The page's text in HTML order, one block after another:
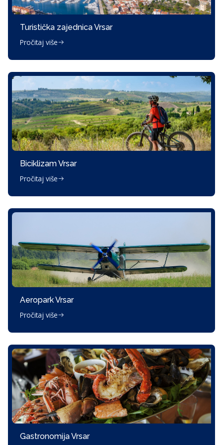
Turistička zajednica Vrsar
Pročitaj više
Biciklizam Vrsar
Pročitaj više
Aeropark Vrsar
Pročitaj više
Gastronomija Vrsar